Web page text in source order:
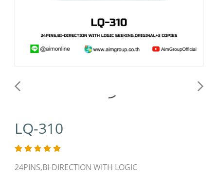
LQ-310
24PINS,BI-DIRECTION WITH LOGIC